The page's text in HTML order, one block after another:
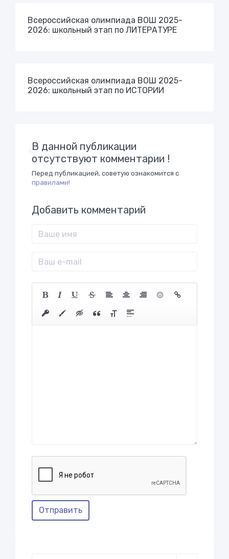
Всероссийская олимпиада ВОШ 2025-
2026: школьный этап по ЛИТЕРАТУРЕ
Всероссийская олимпиада ВОШ 2025-
2026: школьный этап по ИСТОРИИ
В данной публикации
отсутствуют комментарии !
Перед публикацией, советую ознакомится с
правилами!
Добавить комментарий
Отправить